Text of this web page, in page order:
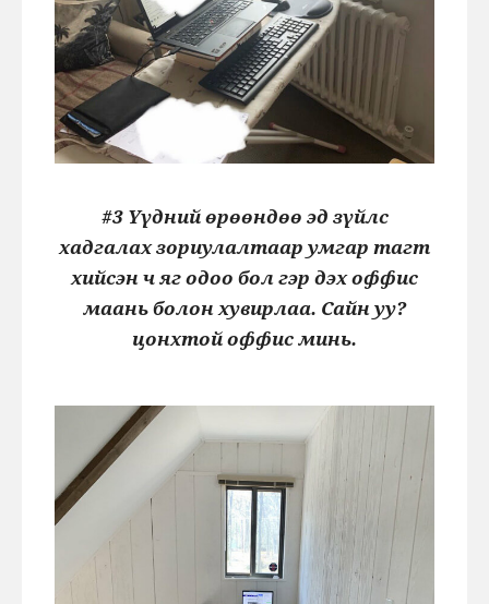
#3 Үүдний өрөөндөө эд зүйлс
хадгалах зориулалтаар умгар тагт
хийсэн ч яг одоо бол гэр дэх оффис
маань болон хувирлаа. Сайн уу?
цонхтой оффис минь.